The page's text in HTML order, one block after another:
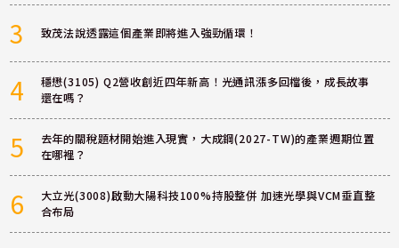
3 致茂法說透露這個產業即將進入強勁循環！
4
穩懋(3105) Q2營收創近四年新高！光通訊漲多回檔後，成長故事
還在嗎？
5
去年的關稅題材開始進入現實，大成鋼(2027-TW)的產業週期位置
在哪裡？
6
大立光(3008)啟動大陽科技100%持股整併 加速光學與VCM垂直整
合布局